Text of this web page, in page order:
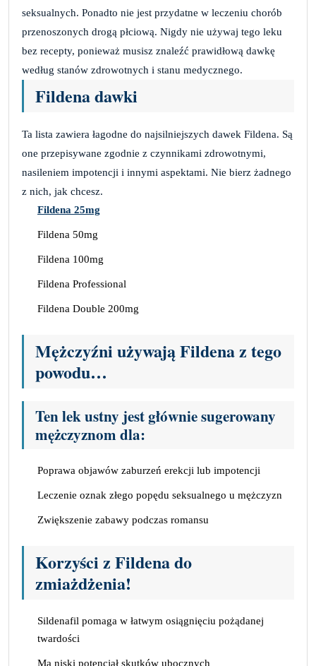
seksualnych. Ponadto nie jest przydatne w leczeniu chorób
przenoszonych drogą płciową. Nigdy nie używaj tego leku
bez recepty, ponieważ musisz znaleźć prawidłową dawkę
według stanów zdrowotnych i stanu medycznego.
Fildena dawki
Ta lista zawiera łagodne do najsilniejszych dawek Fildena. Są
one przepisywane zgodnie z czynnikami zdrowotnymi,
nasileniem impotencji i innymi aspektami. Nie bierz żadnego
z nich, jak chcesz.
Fildena 25mg
Fildena 50mg
Fildena 100mg
Fildena Professional
Fildena Double 200mg
Mężczyźni używają Fildena z tego
powodu…
Ten lek ustny jest głównie sugerowany
mężczyznom dla:
Poprawa objawów zaburzeń erekcji lub impotencji
Leczenie oznak złego popędu seksualnego u mężczyzn
Zwiększenie zabawy podczas romansu
Korzyści z Fildena do
zmiażdżenia!
Sildenafil pomaga w łatwym osiągnięciu pożądanej
twardości
Ma niski potencjał skutków ubocznych